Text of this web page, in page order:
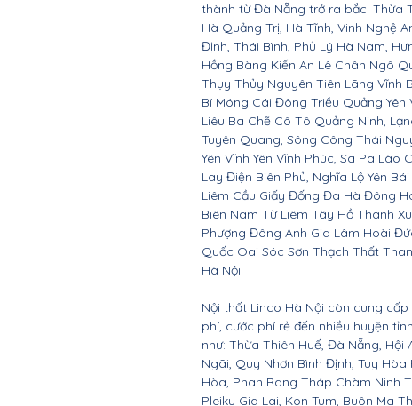
thành từ Đà Nẵng trở ra bắc: Thừa
Hà Quảng Trị, Hà Tĩnh, Vinh Nghệ
Định, Thái Bình, Phủ Lý Hà Nam,
Hồng Bàng Kiến An Lê Chân Ngô
Thụy Thủy Nguyên Tiên Lãng Vĩnh
Bí Móng Cái Đông Triều Quảng
Liêu Ba Chẽ Cô Tô Quảng Ninh,
Tuyên Quang, Sông Công Thái
Yên Vĩnh Yên Vĩnh Phúc, Sa Pa Lào
Lay Điện Biên Phủ, Nghĩa Lộ Yên
Liêm Cầu Giấy Đống Đa Hà Đông
Biên Nam Từ Liêm Tây Hồ Thanh
Phượng Đông Anh Gia Lâm Hoài
Quốc Oai Sóc Sơn Thạch Thất
Hà Nội.
Nội thất Linco Hà Nội còn cung
phí, cước phí rẻ đến nhiều huyện
như: Thừa Thiên Huế, Đà Nẵng,
Ngãi, Quy Nhơn Bình Định, Tuy
Hòa, Phan Rang Tháp Chàm Ninh
Pleiku Gia Lai, Kon Tum, Buôn Ma